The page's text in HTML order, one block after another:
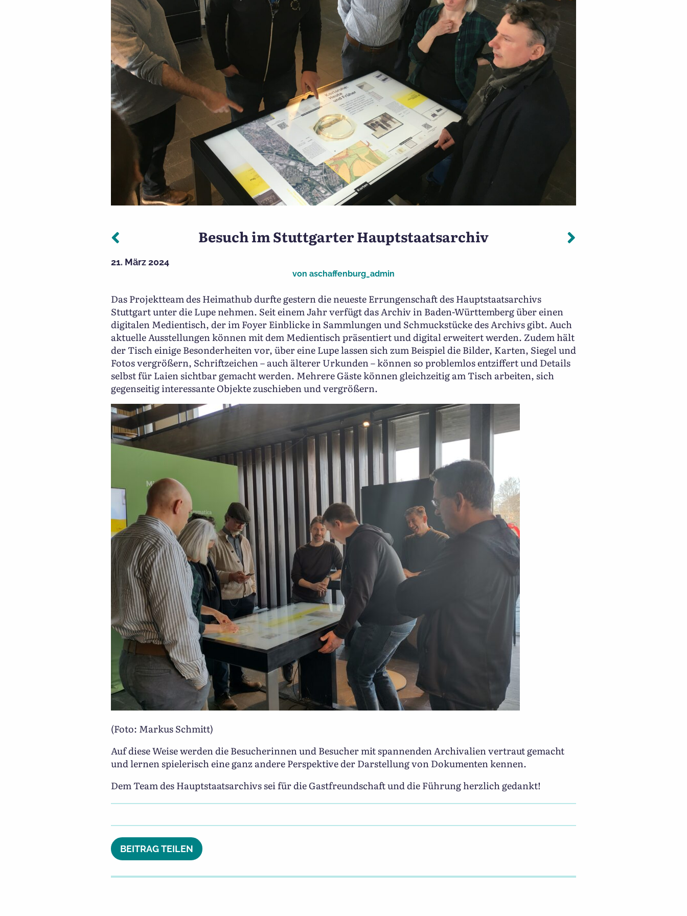
Beitragsnavigation
Vorheriger: Sammlungsaufruf 2/24: „Im Märzen der Bauer …“
Nächster:
Besuch im Stuttgarter Hauptstaatsarchiv
21. März 2024
von aschaffenburg_admin
Das Projektteam des Heimathub durfte gestern die neueste Errungenschaft des Hauptstaatsarchivs
Stuttgart unter die Lupe nehmen. Seit einem Jahr verfügt das Archiv in Baden-Württemberg über einen
digitalen Medientisch, der im Foyer Einblicke in Sammlungen und Schmuckstücke des Archivs gibt. Auch
aktuelle Ausstellungen können mit dem Medientisch präsentiert und digital erweitert werden. Zudem hält
der Tisch einige Besonderheiten vor, über eine Lupe lassen sich zum Beispiel die Bilder, Karten, Siegel und
Fotos vergrößern, Schriftzeichen – auch älterer Urkunden – können so problemlos entziffert und Details
selbst für Laien sichtbar gemacht werden. Mehrere Gäste können gleichzeitig am Tisch arbeiten, sich
gegenseitig interessante Objekte zuschieben und vergrößern.
(Foto: Markus Schmitt)
Auf diese Weise werden die Besucherinnen und Besucher mit spannenden Archivalien vertraut gemacht
und lernen spielerisch eine ganz andere Perspektive der Darstellung von Dokumenten kennen.
Dem Team des Hauptstaatsarchivs sei für die Gastfreundschaft und die Führung herzlich gedankt!
BEITRAG TEILEN